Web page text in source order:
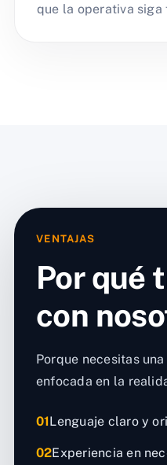
que la operativa siga
VENTAJAS
Por qué
con
Porque necesitas
enfocada en la
01Lenguaje claro y
02Experiencia en